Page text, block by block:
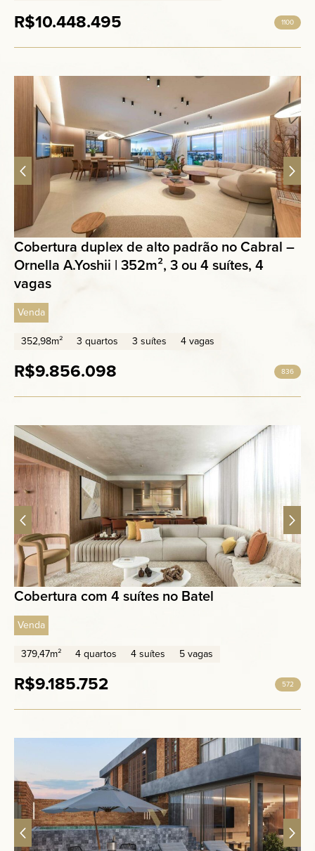
R$10.448.495 1100
Cobertura duplex de alto padrão no Cabral –
Ornella A.Yoshii | 352m², 3 ou 4 suítes, 4
vagas
Venda
352,98m²
3 quartos 3 suítes 4 vagas
R$9.856.098 836
Cobertura com 4 suítes no Batel
Venda
379,47m²
4 quartos 4 suítes 5 vagas
R$9.185.752 572